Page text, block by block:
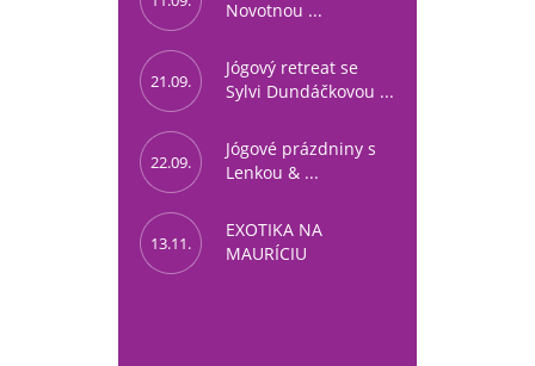
Novotnou ...
21.09.
Jógový retreat se
Sylvi Dundáčkovou ...
22.09.
Jógové prázdniny s
Lenkou & ...
13.11.
EXOTIKA NA
MAURÍCIU